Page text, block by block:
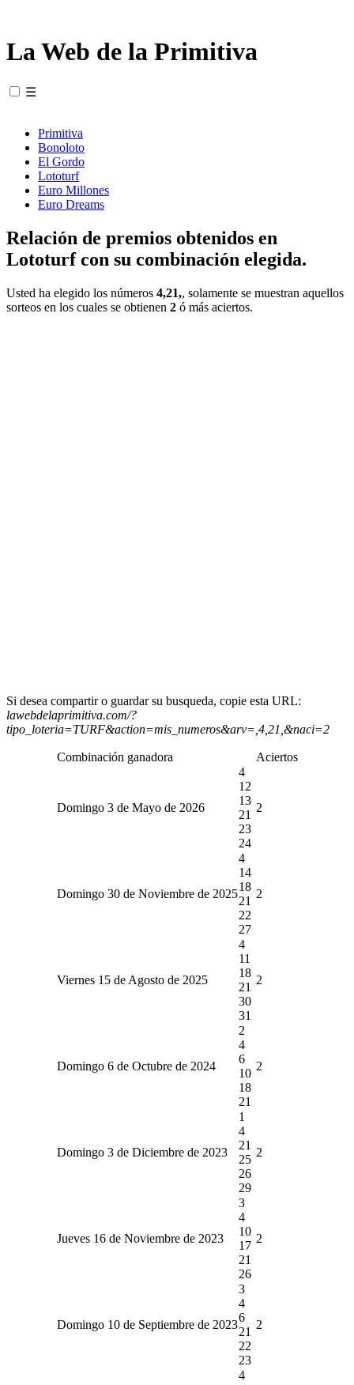
La Web de la Primitiva
☰
Primitiva
Bonoloto
El Gordo
Lototurf
Euro Millones
Euro Dreams
Relación de premios obtenidos en
Lototurf con su combinación elegida.
Usted ha elegido los números 4,21,, solamente se muestran aquellos
sorteos en los cuales se obtienen 2 ó más aciertos.
Si desea compartir o guardar su busqueda, copie esta URL:
lawebdelaprimitiva.com/?
tipo_loteria=TURF&action=mis_numeros&arv=,4,21,&naci=2
Combinación ganadora Aciertos
Domingo 3 de Mayo de 2026
4
12
13
21
23
24
2
Domingo 30 de Noviembre de 2025
4
14
18
21
22
27
2
Viernes 15 de Agosto de 2025
4
11
18
21
30
31
2
Domingo 6 de Octubre de 2024
2
4
6
10
18
21
2
Domingo 3 de Diciembre de 2023
1
4
21
25
26
29
2
Jueves 16 de Noviembre de 2023
3
4
10
17
21
26
2
Domingo 10 de Septiembre de 2023
3
4
6
21
22
23
2
4